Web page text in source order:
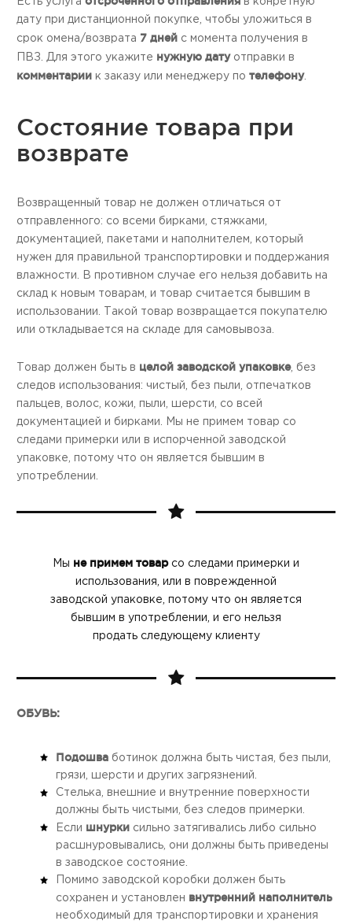
дату при дистанционной покупке, чтобы уложиться в
срок омена/возврата 7 дней с момента получения в
ПВЗ. Для этого укажите нужную датуотправки в
комментарии к заказу или менеджеру потелефону.
Состояние товара при
возврате
Возвращенный товар не должен отличаться от
отправленного: со всеми бирками, стяжками,
документацией, пакетами и наполнителем, который
нужен для правильной транспортировки и поддержания
влажности. В противном случае его нельзя добавить на
склад к новым товарам, и товар считается бывшим в
использовании. Такой товар возвращается покупателю
или откладывается на складе для самовывоза.
Товар должен быть в целой заводской упаковке, без
следов использования: чистый, без пыли, отпечатков
пальцев, волос, кожи, пыли, шерсти, со всей
документацией и бирками. Мы не примем товар со
следами примерки или в испорченной заводской
упаковке, потому что он является бывшим в
употреблении.
Мы не примем товарсо следами примерки и
использования, или в поврежденной
заводской упаковке, потому что он является
бывшим в употреблении, и его нельзя
продать следующему клиенту
ОБУВЬ:
Подошва ботинок должна быть чистая, без пыли,
грязи, шерсти и других загрязнений.
Стелька, внешние и внутренние поверхности
должны быть чистыми, без следов примерки.
Если шнурки сильно затягивались либо сильно
расшнуровывались, они должны быть приведены
в заводское состояние.
Помимо заводской коробки должен быть
сохранен и установлен внутренний наполнитель
необходимый для транспортировки и хранения